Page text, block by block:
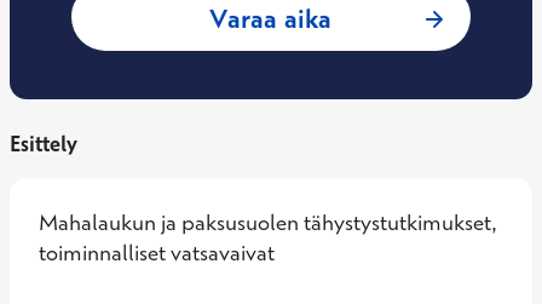
Varaa aika : Markku Hillilä,
Esittely
Mahalaukun ja paksusuolen tähystystutkimukset,
toiminnalliset vatsavaivat